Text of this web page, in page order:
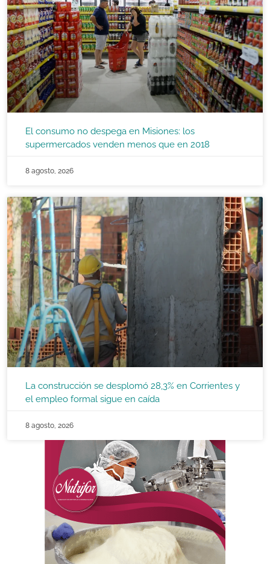
El consumo no despega en Misiones: los
supermercados venden menos que en 2018
8 agosto, 2026
La construcción se desplomó 28,3% en Corrientes y
el empleo formal sigue en caída
8 agosto, 2026